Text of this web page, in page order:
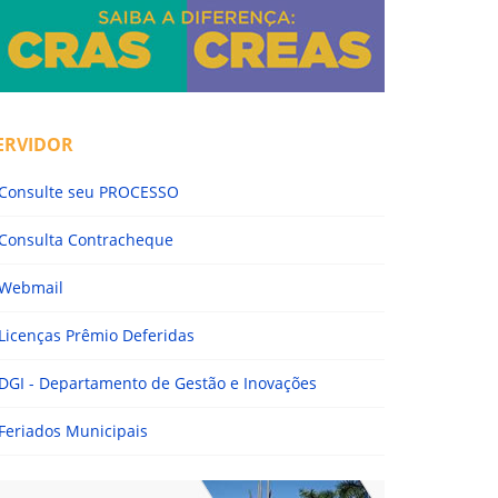
seu PROCESSO
Contracheque
Prêmio Deferidas
- Departamento de Gestão e Inovações
Municipais